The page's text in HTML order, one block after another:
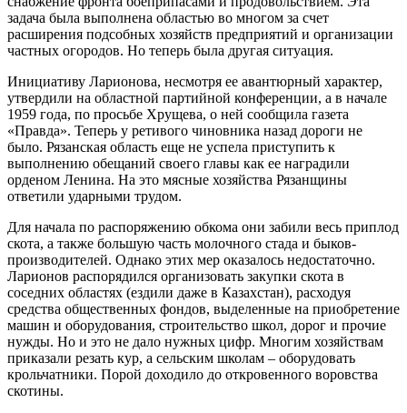
задача была выполнена областью во многом за счет
расширения подсобных хозяйств предприятий и организации
частных огородов. Но теперь была другая ситуация.
Инициативу Ларионова, несмотря ее авантюрный характер,
утвердили на областной партийной конференции, а в начале
1959 года, по просьбе Хрущева, о ней сообщила газета
«Правда». Теперь у ретивого чиновника назад дороги не
было. Рязанская область еще не успела приступить к
выполнению обещаний своего главы как ее наградили
орденом Ленина. На это мясные хозяйства Рязанщины
ответили ударными трудом.
Для начала по распоряжению обкома они забили весь приплод
скота, а также большую часть молочного стада и быков-
производителей. Однако этих мер оказалось недостаточно.
Ларионов распорядился организовать закупки скота в
соседних областях (ездили даже в Казахстан), расходуя
средства общественных фондов, выделенные на приобретение
машин и оборудования, строительство школ, дорог и прочие
нужды. Но и это не дало нужных цифр. Многим хозяйствам
приказали резать кур, а сельским школам – оборудовать
крольчатники. Порой доходило до откровенного воровства
скотины.